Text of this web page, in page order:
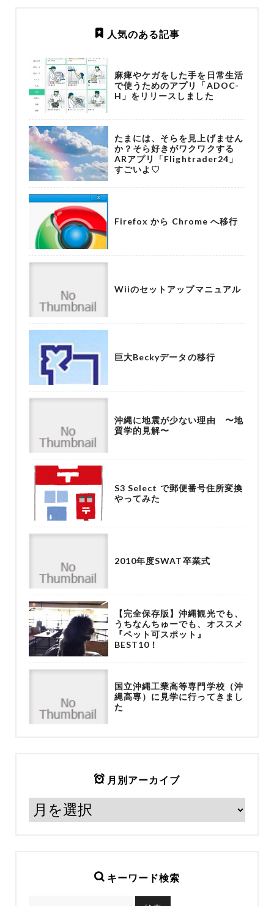
人気のある記事
麻痺やケガをした手を日常生活
で使うためのアプリ「ADOC-
H」をリリースしました
たまには、そらを見上げません
か？そら好きがワクワクする
ARアプリ「Flightrader24」
すごいよ♡
Firefox から Chrome へ移行
Wiiのセットアップマニュアル
巨大Beckyデータの移行
沖縄に地震が少ない理由 〜地
質学的見解〜
S3 Select で郵便番号住所変換
やってみた
2010年度SWAT卒業式
【完全保存版】沖縄観光でも、
うちなんちゅーでも、オススメ
『ペット可スポット』
BEST10！
国立沖縄工業高等専門学校（沖
縄高専）に見学に行ってきまし
た
月別アーカイブ
キーワード検索